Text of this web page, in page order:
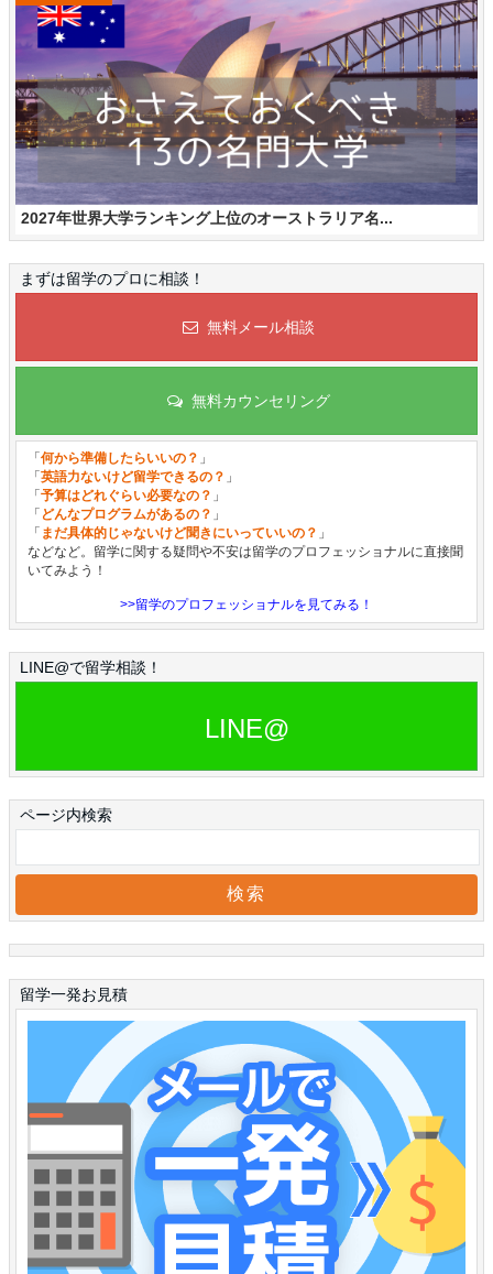
2027年世界大学ランキング上位のオーストラリア名...
まずは留学のプロに相談！
無料メール相談
無料カウンセリング
「 何から準備したらいいの？ 」
「 英語力ないけど留学できるの？ 」
「 予算はどれぐらい必要なの？ 」
「 どんなプログラムがあるの？ 」
「 まだ具体的じゃないけど聞きにいっていいの？ 」
などなど。留学に関する疑問や不安は留学のプロフェッショナルに直接聞
いてみよう！
>>留学のプロフェッショナルを見てみる！
LINE@で留学相談！
LINE@
ページ内検索
留学一発お見積